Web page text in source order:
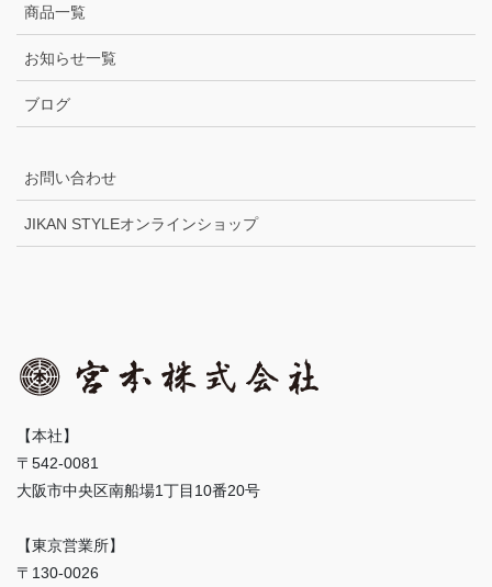
商品一覧
お知らせ一覧
ブログ
お問い合わせ
JIKAN STYLEオンラインショップ
【本社】
〒542-0081
大阪市中央区南船場1丁目10番20号
【東京営業所】
〒130-0026